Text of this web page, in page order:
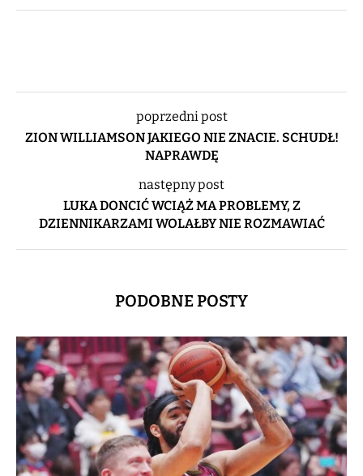
poprzedni post
ZION WILLIAMSON JAKIEGO NIE ZNACIE. SCHUDŁ!
NAPRAWDĘ
następny post
LUKA DONCIĆ WCIĄŻ MA PROBLEMY, Z
DZIENNIKARZAMI WOLAŁBY NIE ROZMAWIAĆ
PODOBNE POSTY